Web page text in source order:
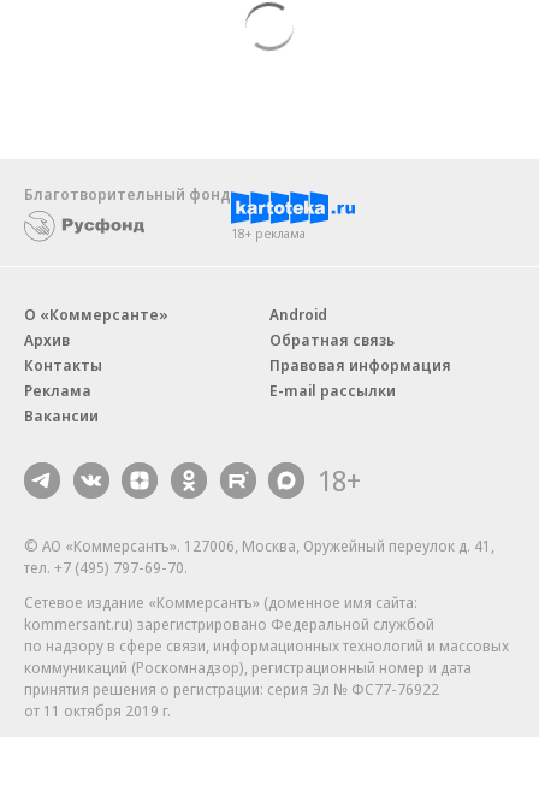
Благотворительный фонд
18+ реклама
О «Коммерсанте»
Архив
Контакты
Реклама
Вакансии
Android
Обратная связь
Правовая информация
E-mail рассылки
18+
© АО «Коммерсантъ». 127006, Москва, Оружейный переулок д. 41,
тел. +7 (495) 797-69-70.
Сетевое издание «Коммерсантъ» (доменное имя сайта:
kommersant.ru) зарегистрировано Федеральной службой
по надзору в сфере связи, информационных технологий и массовых
коммуникаций (Роскомнадзор), регистрационный номер и дата
принятия решения о регистрации: серия Эл № ФС77-76922
от 11 октября 2019 г.